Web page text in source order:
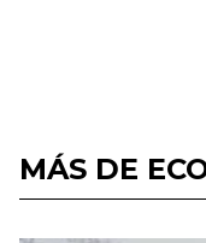
MÁS DE